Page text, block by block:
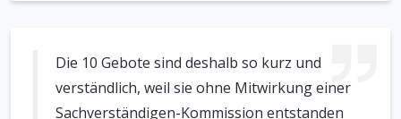
Die 10 Gebote sind deshalb so kurz und
verständlich, weil sie ohne Mitwirkung einer
Sachverständigen-Kommission entstanden